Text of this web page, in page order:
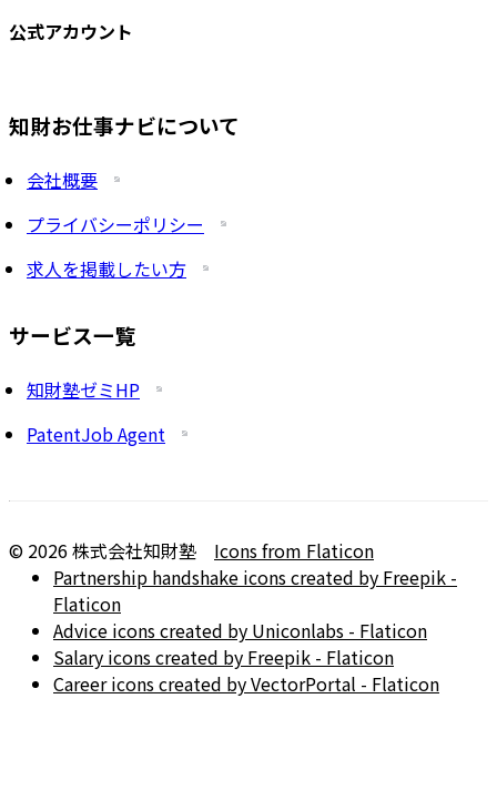
公式アカウント
知財お仕事ナビについて
会社概要
プライバシーポリシー
求人を掲載したい方
サービス一覧
知財塾ゼミHP
PatentJob Agent
© 2026株式会社知財塾
Icons from Flaticon
Partnership handshake icons created by Freepik -
Flaticon
Advice icons created by Uniconlabs - Flaticon
Salary icons created by Freepik - Flaticon
Career icons created by VectorPortal - Flaticon